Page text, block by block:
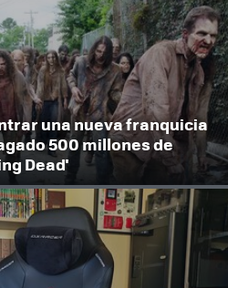
una nueva franquicia
500 millones de
Dead'